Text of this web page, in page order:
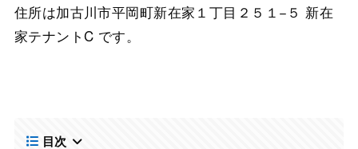
住所は加古川市平岡町新在家１丁目２５１−５ 新在
家テナントC です。
目次